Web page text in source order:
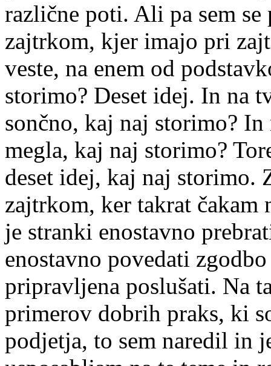
različne poti. Ali pa sem
zajtrkom, kjer imajo pri
veste, na enem od
storimo? Deset idej. In na
sončno, kaj naj storimo? In
megla, kaj naj storimo?
deset idej, kaj naj storimo.
zajtrkom, ker takrat
je stranki enostavno
enostavno povedati
pripravljena poslušati. Na
primerov dobrih praks, ki
podjetja, to sem naredil in